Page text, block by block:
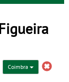
Coimbra